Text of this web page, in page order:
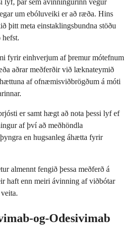
um ebóluveiki er að ræða. Hins
þitt meta einstaklingsbundna stöðu
hefst.
fyrir einhverjum af þremur mótefnum
aðrar meðferðir við læknateymið
af ofnæmisviðbrögðum á móti
er samt hægt að nota þessi lyf ef
af því að meðhöndla
en hugsanleg áhætta fyrir
almennt fengið þessa meðferð á
haft enn meiri ávinning af viðbótar
og-Odesivimab